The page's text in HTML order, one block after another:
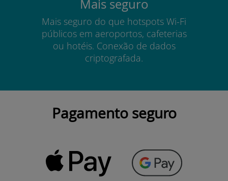
Mais seguro
Mais seguro do que hotspots Wi-Fi
públicos em aeroportos, cafeterias
ou hotéis. Conexão de dados
criptografada.
Pagamento seguro